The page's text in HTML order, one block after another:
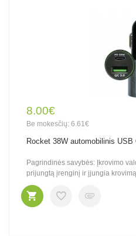
8.00€
Be mokesčių: 6.61€
Rocket 38W automobilinis
Pagrindinės savybės: Įkrovimo
prijungtą įrenginį ir įjungia